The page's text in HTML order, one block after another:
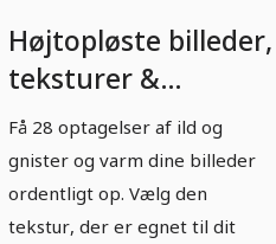
Højtopløste billeder,
teksturer &
overlays: Inferno -
Ild & flammer 2
Få 28 optagelser af ild og
gnister og varm dine billeder
ordentligt op. Vælg den
tekstur, der er egnet til dit